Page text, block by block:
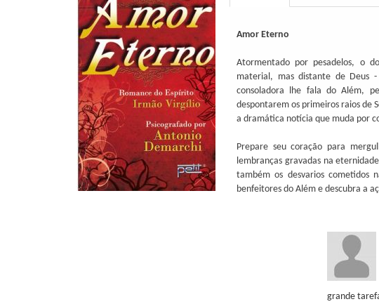
Amor Eterno
Atormentado por pesadelos, o
material, mas distante de Deus
consoladora lhe fala do Além,
despontarem os primeiros raios de
a dramática notícia que muda por
Prepare seu coração para
lembranças gravadas na
também os desvarios cometidos
benfeitores do Além e descubra a
grande